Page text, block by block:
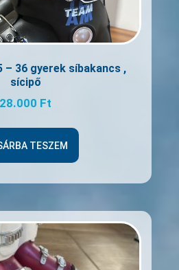
– 36 gyerek síbakancs ,
sícipő
28.000 Ft
TESZEM